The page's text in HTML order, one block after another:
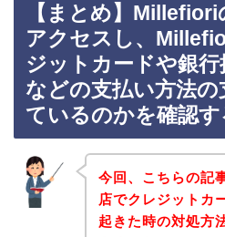
【まとめ】
アクセスし、
ジットカードや銀行
などの支払い方法の
ているのかを確認す
今回、こちらの記
店でクレジットカ
起きた時の対処方